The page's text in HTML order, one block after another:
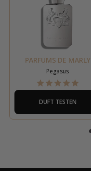
PARFUMS DE MARLY
Pegasus
DUFT TESTEN